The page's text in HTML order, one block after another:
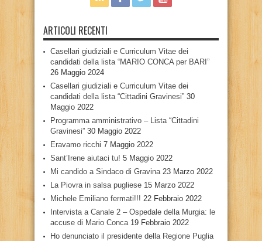
ARTICOLI RECENTI
Casellari giudiziali e Curriculum Vitae dei
candidati della lista “MARIO CONCA per BARI”
26 Maggio 2024
Casellari giudiziali e Curriculum Vitae dei
candidati della lista “Cittadini Gravinesi” 30
Maggio 2022
Programma amministrativo – Lista “Cittadini
Gravinesi” 30 Maggio 2022
Eravamo ricchi 7 Maggio 2022
Sant’Irene aiutaci tu! 5 Maggio 2022
Mi candido a Sindaco di Gravina 23 Marzo 2022
La Piovra in salsa pugliese 15 Marzo 2022
Michele Emiliano fermati!!! 22 Febbraio 2022
Intervista a Canale 2 – Ospedale della Murgia: le
accuse di Mario Conca 19 Febbraio 2022
Ho denunciato il presidente della Regione Puglia